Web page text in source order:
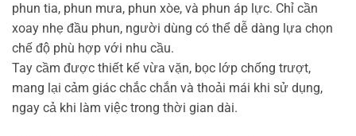
phun tia, phun mưa, phun xòe, và phun áp lực. Chỉ cần
xoay nhẹ đầu phun, người dùng có thể dễ dàng lựa chọn
chế độ phù hợp với nhu cầu.
Tay cầm được thiết kế vừa vặn, bọc lớp chống trượt,
mang lại cảm giác chắc chắn và thoải mái khi sử dụng,
ngay cả khi làm việc trong thời gian dài.